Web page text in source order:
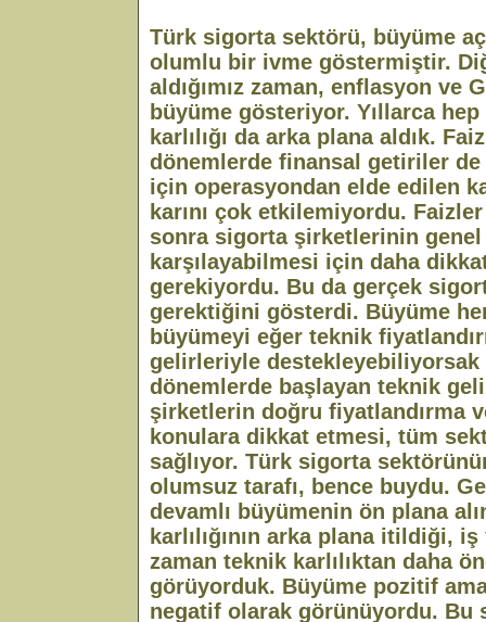
Türk sigorta sektörü, büyüme
olumlu bir ivme göstermiştir.
aldığımız zaman, enflasyon ve
büyüme gösteriyor. Yıllarca
karlılığı da arka plana aldık.
dönemlerde finansal getiriler
için operasyondan elde edilen
karını çok etkilemiyordu.
sonra sigorta şirketlerinin
karşılayabilmesi için daha
gerekiyordu. Bu da gerçek
gerektiğini gösterdi. Büyüme
büyümeyi eğer teknik
gelirleriyle destekleyebiliyorsak
dönemlerde başlayan teknik
şirketlerin doğru fiyatlandırma
konulara dikkat etmesi, tüm
sağlıyor. Türk sigorta
olumsuz tarafı, bence buydu.
devamlı büyümenin ön plana
karlılığının arka plana itildiği,
zaman teknik karlılıktan daha
görüyorduk. Büyüme pozitif
negatif olarak görünüyordu. Bu